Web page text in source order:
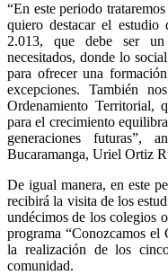
“En este periodo
quiero destacar el estudio
2.013, que debe ser
necesitados, donde lo
para ofrecer una
excepciones. También
Ordenamiento Territorial,
para el crecimiento
generaciones futuras”,
Bucaramanga, Uriel Ortiz
De igual manera, en este
recibirá la visita de los
undécimos de los colegios
programa “Conozcamos
la realización de los
comunidad.